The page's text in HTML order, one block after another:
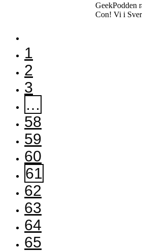
GeekPodden
Con! Vi i
1
2
3
…
58
59
60
61
62
63
64
65